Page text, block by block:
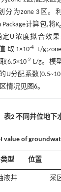
为zone 3区。
Package计算包,将Kd
定U浓度拟合效
取1×10-4 L/
6.5×10-2 L/g。模
U分配系数
情况见图6。
表2 不同井位地下
value of
型 位置
液井 采